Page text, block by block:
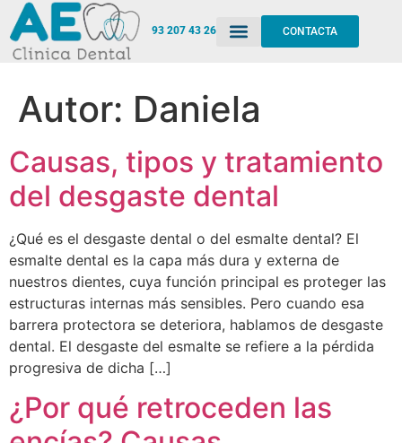
93 207 43 26 CONTACTA
Autor: Daniela
Causas, tipos y tratamiento
del desgaste dental
¿Qué es el desgaste dental o del esmalte dental? El
esmalte dental es la capa más dura y externa de
nuestros dientes, cuya función principal es proteger las
estructuras internas más sensibles. Pero cuando esa
barrera protectora se deteriora, hablamos de desgaste
dental. El desgaste del esmalte se refiere a la pérdida
progresiva de dicha […]
¿Por qué retroceden las